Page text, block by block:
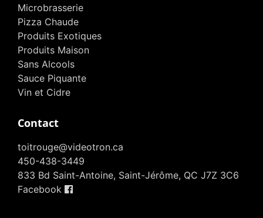
Microbrasserie
Pizza Chaude
Produits Exotiques
Produits Maison
Sans Alcools
Sauce Piquante
Vin et Cidre
Contact
toitrouge@videotron.ca
450-438-3449
833 Bd Saint-Antoine, Saint-Jérôme, QC J7Z 3C6
Facebook